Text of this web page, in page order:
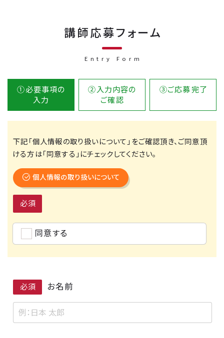
講師応募フォーム
Entry Form
①必要事項の
入力
②入力内容の
ご確認
③ご応募完了
下記「個人情報の取り扱いについて」をご確認頂き、ご同意頂
ける方は「同意する」にチェックしてください。
個人情報の取り扱いについて
必須
同意する
必須 お名前